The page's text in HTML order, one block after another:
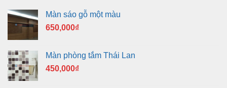
Màn sáo gỗ một màu
650,000₫
Màn phòng tắm Thái Lan
450,000₫